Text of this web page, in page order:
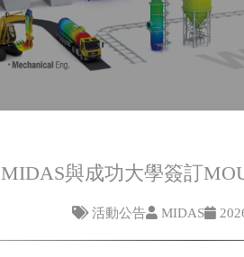
MIDAS與成功大學簽訂
活動公告 MIDAS